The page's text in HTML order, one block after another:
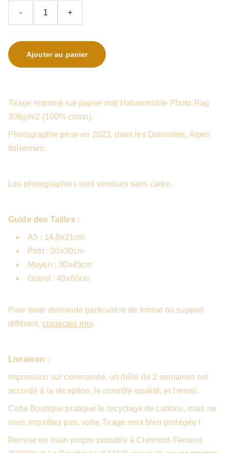
- +
Ajouter au panier
Tirage imprimé sur papier mat Hahnemühle Photo Rag
308g/m2 (100% coton).
Photographie prise en 2023, dans les Dolomites, Alpes
Italiennes.
Les photographies sont vendues sans cadre.
Guide des Tailles :
A5 : 14,8x21cm
Petit : 20x30cm
Moyen : 30x45cm
Grand : 40x60cm
Pour toute demande particulière de format ou support
différent, contactez moi.
Livraison :
Impression sur commande, un délai de 2 semaines est
accordé à la réception, le contrôle qualité, et l'envoi.
Cette Boutique pratique le recyclage de cartons, mais ne
vous inquiétez pas, votre Tirage sera bien protégée !
Remise en main propre possible à Clermont-Ferrand